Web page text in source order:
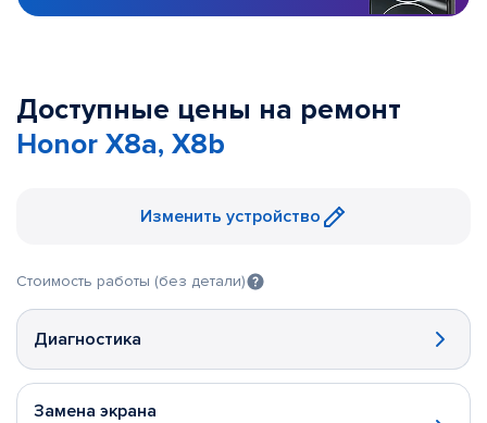
Доступные цены на ремонт
Honor X8a, X8b
Изменить устройство
Стоимость работы (без детали)
Диагностика
Замена экрана